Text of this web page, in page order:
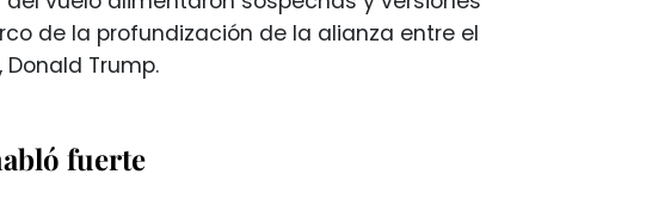
de la profundización de la alianza entre el
Trump.
fuerte